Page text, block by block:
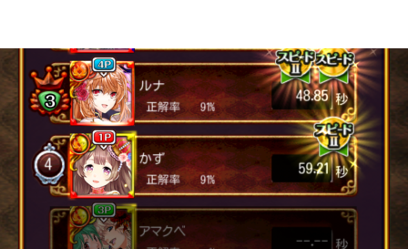
キ
ッ
プ